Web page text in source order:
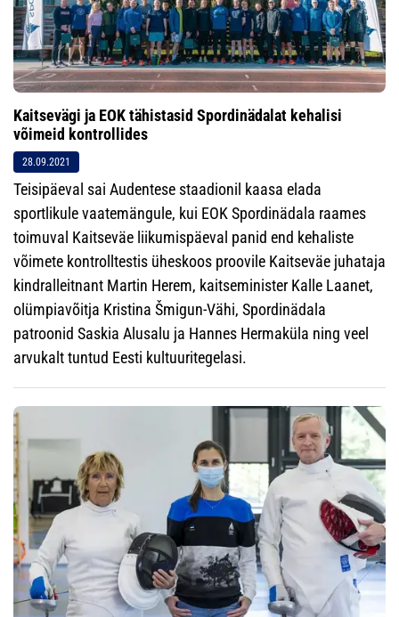
Kaitsevägi ja EOK tähistasid Spordinädalat kehalisi
võimeid kontrollides
28.09.2021
Teisipäeval sai Audentese staadionil kaasa elada
sportlikule vaatemängule, kui EOK Spordinädala raames
toimuval Kaitseväe liikumispäeval panid end kehaliste
võimete kontrolltestis üheskoos proovile Kaitseväe juhataja
kindralleitnant Martin Herem, kaitseminister Kalle Laanet,
olümpiavõitja Kristina Šmigun-Vähi, Spordinädala
patroonid Saskia Alusalu ja Hannes Hermaküla ning veel
arvukalt tuntud Eesti kultuuritegelasi.